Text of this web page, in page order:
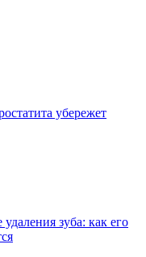
убережет
зуба: как его